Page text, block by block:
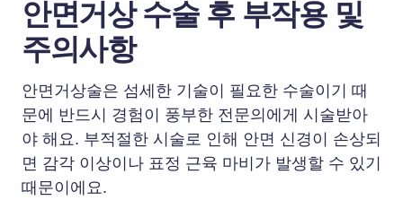
안면거상 수술 후 부작용 및
주의사항
안면거상술은 섬세한 기술이 필요한 수술이기 때
문에 반드시 경험이 풍부한 전문의에게 시술받아
야 해요. 부적절한 시술로 인해 안면 신경이 손상되
면 감각 이상이나 표정 근육 마비가 발생할 수 있기
때문이에요.